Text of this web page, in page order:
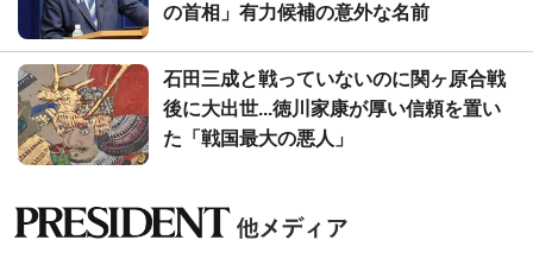
の首相」有力候補の意外な名前
石田三成と戦っていないのに関ヶ原合戦
後に大出世...徳川家康が厚い信頼を置い
た「戦国最大の悪人」